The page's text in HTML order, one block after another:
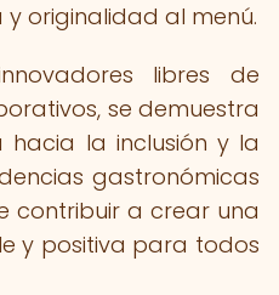
originalidad al menú.
libres de
se demuestra
la inclusión y la
gastronómicas
contribuir a crear una
y positiva para todos